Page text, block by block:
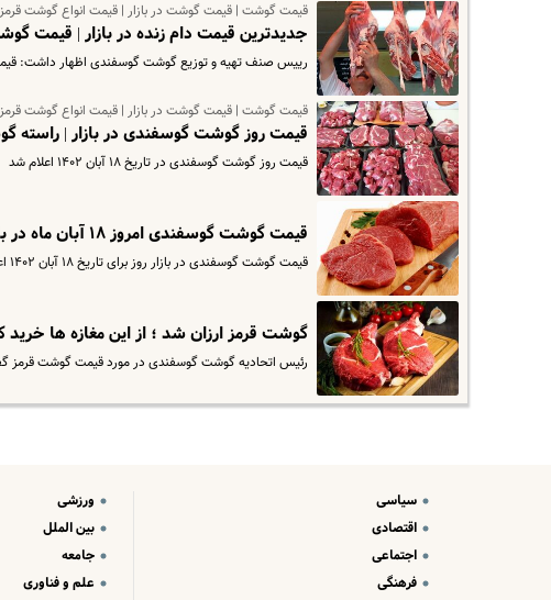
قیمت گوشت | قیمت گوشت در بازار | قیمت انواع گوشت قرمز
جدیدترین قیمت دام زنده در بازار | قیمت
رییس صنف تهیه و توزیع گوشت گوسفندی اظهار داشت: قیمت دام زنده بین ۲۰۰ هزار تومان تا ۲۱۰ هزار
قیمت گوشت | قیمت گوشت در بازار | قیمت انواع گوشت قرمز
قیمت روز گوشت گوسفندی در بازار |
قیمت روز گوشت گوسفندی در تاریخ ۱۸ آبان ۱۴۰۲ اعلام شد
قیمت گوشت گوسفندی امروز ۱۸ آبان ماه در بازار چند؟ | گوشت در مغازه ها کیلویی چند؟
قیمت گوشت گوسفندی در بازار روز برای تاریخ ۱۸ آبان ۱۴۰۲ اعلام شد که بر اساس آن هر بسته گوشت گردن گوسفندی ۱ کیلوگرم ۳۴۴…
گوشت قرمز ارزان شد ؛ از این مغازه ها
رئیس اتحادیه گوشت گوسفندی در مورد قیمت گوشت قرمز گفت: هر کیلو
سیاسی
اقتصادی
اجتماعی
فرهنگی
ورزشی
بین الملل
جامعه
علم و فناوری